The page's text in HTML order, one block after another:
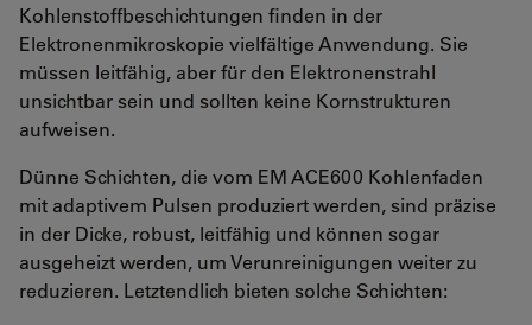
Kohlenstoffbeschichtungen finden in der
Elektronenmikroskopie vielfältige Anwendung. Sie
müssen leitfähig, aber für den Elektronenstrahl
unsichtbar sein und sollten keine Kornstrukturen
aufweisen.
Dünne Schichten, die vom EM ACE600 Kohlenfaden
mit adaptivem Pulsen produziert werden, sind präzise
in der Dicke, robust, leitfähig und können sogar
ausgeheizt werden, um Verunreinigungen weiter zu
reduzieren. Letztendlich bieten solche Schichten: